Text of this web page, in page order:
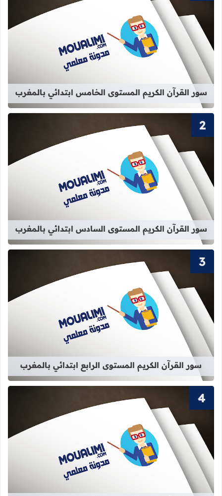
قراءة المزيد عن سور القرآن
سور القرآن الكريم المستوى الخامس ابتدائي بالمغرب
قراءة المزيد عن سور القرآن
سور القرآن الكريم المستوى السادس ابتدائي بالمغرب
قراءة المزيد عن سور القرآن الكريم
سور القرآن الكريم المستوى الرابع ابتدائي بالمغرب
قراءة المزيد عن سور القرآن الكريم